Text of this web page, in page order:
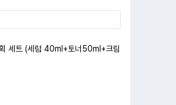
세트 (세럼 40ml+토너50ml+크림